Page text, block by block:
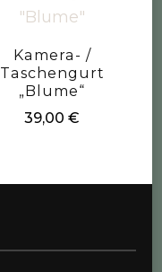
Kamera- /
Taschengurt
„Blume“
39,00€